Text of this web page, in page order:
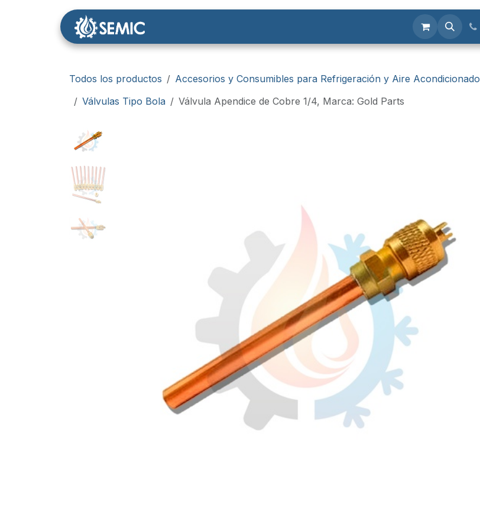
Todos los productos Accesorios y Consumibles para Refrigeración y Aire Acondicionado
Válvulas Tipo Bola
Válvula Apendice de Cobre 1/4, Marca: Gold Parts